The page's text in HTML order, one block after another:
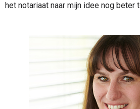
het notariaat naar mijn idee nog beter